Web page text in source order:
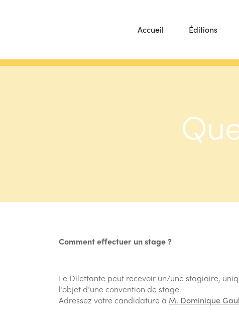
Accueil Éditions
Comment effectuer un stage ?
Le Dilettante peut recevoir un/une stagiaire,
l’objet d’une convention de stage.
Adressez votre candidature à M. Dominique